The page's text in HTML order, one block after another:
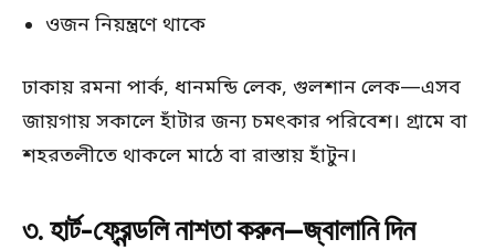
ওজন নিয়ন্ত্রণে থাকে
ঢাকায় রমনা পার্ক, ধানমন্ডি লেক, গুলশান লেক—এসব
জায়গায় সকালে হাঁটার জন্য চমৎকার পরিবেশ। গ্রামে বা
শহরতলীতে থাকলে মাঠে বা রাস্তায় হাঁটুন।
৩. হার্ট-ফ্রেন্ডলি নাশতা করুন—জ্বালানি দিন